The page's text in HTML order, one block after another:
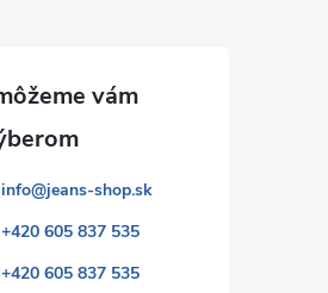
info@jeans-shop.sk
+420 605 837 535
+420 605 837 535